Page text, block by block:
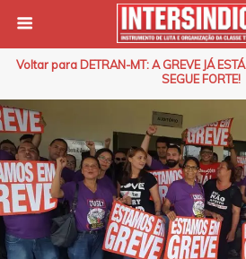
Voltar para DETRAN-MT: A GREVE JÁ
SEGUE FORTE!